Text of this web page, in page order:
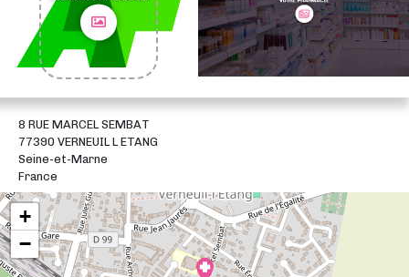
8 RUE MARCEL SEMBAT
77390 VERNEUIL L ETANG
Seine-et-Marne
France
+
−